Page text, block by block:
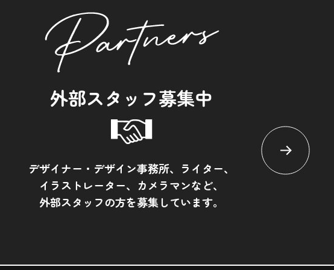
外部スタッフ募集中
デザイナー・デザイン事務所、ライター、
イラストレーター、カメラマンなど、
外部スタッフの方を募集しています。